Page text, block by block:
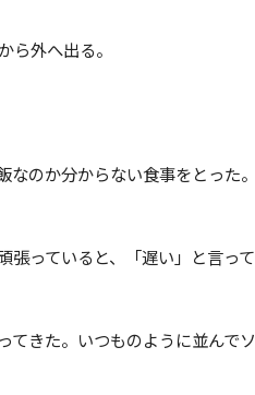
ら外へ出る。
のか分からない食事をとった
っていると、「遅い」と言って
きた。いつものように並んで